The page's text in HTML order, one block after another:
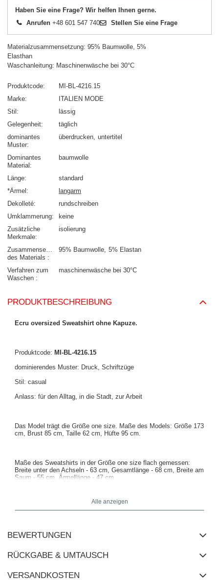
Haben Sie eine Frage? Wir helfen Ihnen gerne.
Anrufen +48 601 547 740 Stellen Sie eine Frage
Materialzusammensetzung: 95% Baumwolle, 5%
Elasthan
Waschanleitung: Maschinenwäsche bei 30°C
Produktcode
MI-BL-4216.15
Marke
ITALIEN MODE
Stil
lässig
Gelegenheit
täglich
dominantes
Muster
überdrucken untertitel
Dominantes
Material
baumwolle
Länge
standard
*Ärmel
langarm
Dekolleté
rundschreiben
Umklammerung
keine
Zusätzliche
Merkmale
isolierung
Zusammensetzung
des Materials
95% Baumwolle 5% Elastan
Verfahren zum
Waschen
maschinenwäsche bei 30°C
PRODUKTBESCHREIBUNG
Ecru oversized Sweatshirt ohne Kapuze.
Produktcode: MI-BL-4216.15
dominierendes Muster: Druck, Schriftzüge
Stil: casual
Anlass: für den Alltag, in die Stadt, zur Arbeit
Das Model trägt die Größe one size. Maße des Models: Größe 173
cm, Brust 85 cm, Taille 62 cm, Hüfte 95 cm
Maße des Sweatshirts in der Größe one size flach gemessen:
Breite unter den Achseln - 63 cm, Gesamtlänge - 68 cm, Breite am
Saum - 55 cm, Ärmellänge - 47 cm.
Alle anzeigen
BEWERTUNGEN
RÜCKGABE & UMTAUSCH
VERSANDKOSTEN